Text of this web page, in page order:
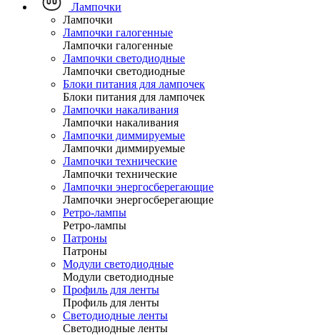
Лампочки
Лампочки
Лампочки галогенные
Лампочки галогенные
Лампочки светодиодные
Лампочки светодиодные
Блоки питания для лампочек
Блоки питания для лампочек
Лампочки накаливания
Лампочки накаливания
Лампочки диммируемые
Лампочки диммируемые
Лампочки технические
Лампочки технические
Лампочки энергосберегающие
Лампочки энергосберегающие
Ретро-лампы
Ретро-лампы
Патроны
Патроны
Модули светодиодные
Модули светодиодные
Профиль для ленты
Профиль для ленты
Светодиодные ленты
Светодиодные ленты